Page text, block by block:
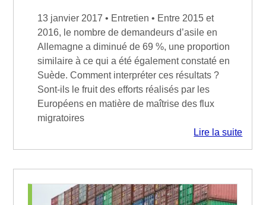
13 janvier 2017 • Entretien • Entre 2015 et
2016, le nombre de demandeurs d’asile en
Allemagne a diminué de 69 %, une proportion
similaire à ce qui a été également constaté en
Suède. Comment interpréter ces résultats ?
Sont-ils le fruit des efforts réalisés par les
Européens en matière de maîtrise des flux
migratoires
Lire la suite